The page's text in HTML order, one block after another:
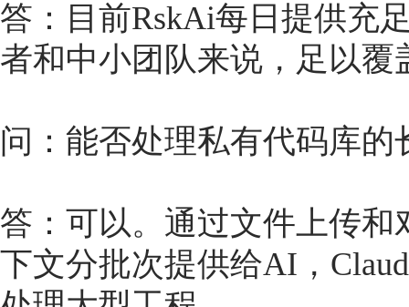
答：目前RskAi每日提供充
者和中小团队来说，足以
问：能否处理私有代码库的
答：可以。通过文件上传
下文分批次提供给AI，